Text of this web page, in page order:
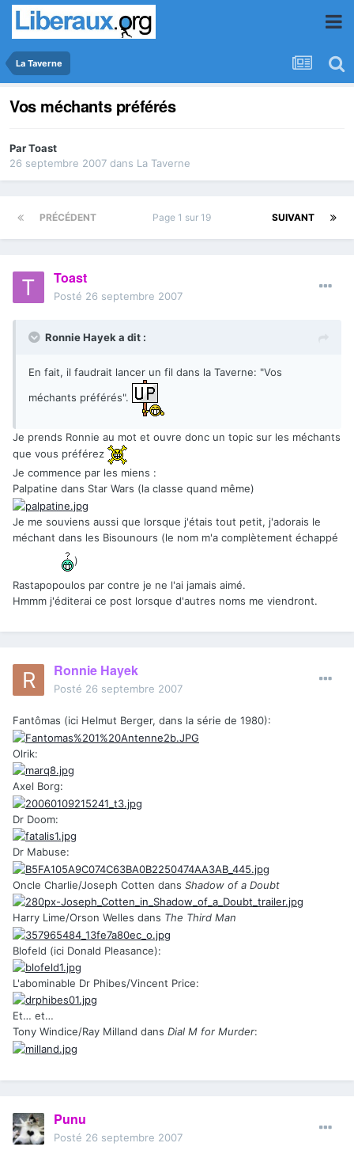
La Taverne
Vos méchants préférés
ParToast
26 septembre 2007 dans La Taverne
PRÉCÉDENT SUIVANT
Page 1 sur 19
Toast
Posté 26 septembre 2007
Ronnie Hayek a dit :
En fait, il faudrait lancer un fil dans la Taverne: "Vos
méchants préférés".
Je prends Ronnie au mot et ouvre donc un topic sur les méchants
que vous préférez
Je commence par les miens :
Palpatine dans Star Wars (la classe quand même)
Je me souviens aussi que lorsque j'étais tout petit, j'adorais le
méchant dans les Bisounours (le nom m'a complètement échappé
)
Rastapopoulos par contre je ne l'ai jamais aimé.
Hmmm j'éditerai ce post lorsque d'autres noms me viendront.
Ronnie Hayek
Posté 26 septembre 2007
Fantômas (ici Helmut Berger, dans la série de 1980):
Olrik:
Axel Borg:
Dr Doom:
Dr Mabuse:
Oncle Charlie/Joseph Cotten dans Shadow of a Doubt
Harry Lime/Orson Welles dans The Third Man
Blofeld (ici Donald Pleasance):
L'abominable Dr Phibes/Vincent Price:
Et… et…
Tony Windice/Ray Milland dans Dial M for Murder:
Punu
Posté 26 septembre 2007